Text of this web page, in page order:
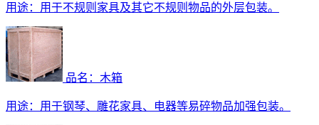
用途： 用于不规则家具及其它不规则物品的外层包装。
品名：木箱
用途： 用于钢琴、雕花家具、电器等易碎物品加强包装。